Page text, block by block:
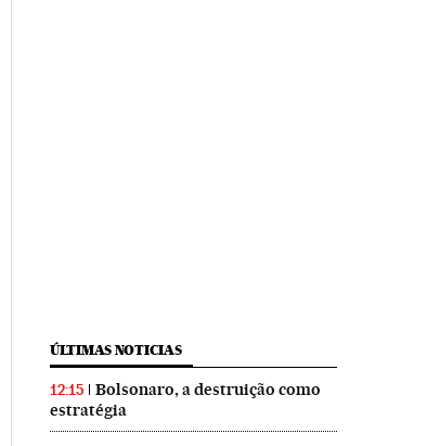
ÚLTIMAS NOTICIAS
12:15
Bolsonaro, a destruição como
estratégia